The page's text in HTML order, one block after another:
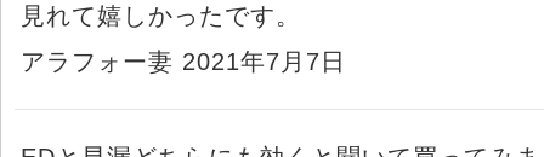
見れて嬉しかったです。
アラフォー妻 2021年7月7日